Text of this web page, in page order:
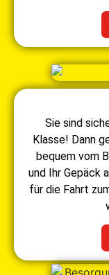
Sie sind
Klasse! Dann
bequem vom
und Ihr Gepäck
für die Fahrt